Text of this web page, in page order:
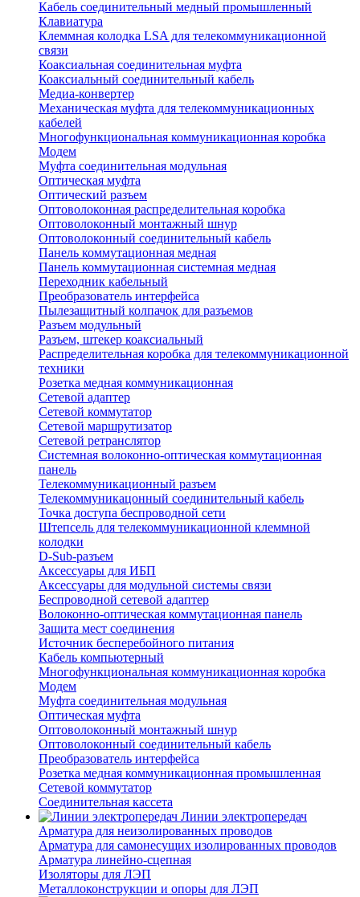
Кабель соединительный медный промышленный
Клавиатура
Клеммная колодка LSA для телекоммуникационной
связи
Коаксиальная соединительная муфта
Коаксиальный соединительный кабель
Медиа-конвертер
Механическая муфта для телекоммуникационных
кабелей
Многофункциональная коммуникационная коробка
Модем
Муфта соединительная модульная
Оптическая муфта
Оптический разъем
Оптоволоконная распределительная коробка
Оптоволоконный монтажный шнур
Оптоволоконный соединительный кабель
Панель коммутационная медная
Панель коммутационная системная медная
Переходник кабельный
Преобразователь интерфейса
Пылезащитный колпачок для разъемов
Разъем модульный
Разъем, штекер коаксиальный
Распределительная коробка для телекоммуникационной
техники
Розетка медная коммуникационная
Сетевой адаптер
Сетевой коммутатор
Сетевой маршрутизатор
Сетевой ретранслятор
Системная волоконно-оптическая коммутационная
панель
Телекоммуникационный разъем
Телекоммуникацонный соединительный кабель
Точка доступа беспроводной сети
Штепсель для телекоммуникационной клеммной
колодки
D-Sub-разъем
Аксессуары для ИБП
Аксессуары для модульной системы связи
Беспроводной сетевой адаптер
Волоконно-оптическая коммутационная панель
Защита мест соединения
Источник бесперебойного питания
Кабель компьютерный
Многофункциональная коммуникационная коробка
Модем
Муфта соединительная модульная
Оптическая муфта
Оптоволоконный монтажный шнур
Оптоволоконный соединительный кабель
Преобразователь интерфейса
Розетка медная коммуникационная промышленная
Сетевой коммутатор
Соединительная кассета
Линии электропередач
Арматура для неизолированных проводов
Арматура для самонесущих изолированных проводов
Арматура линейно-сцепная
Изоляторы для ЛЭП
Металлоконструкции и опоры для ЛЭП